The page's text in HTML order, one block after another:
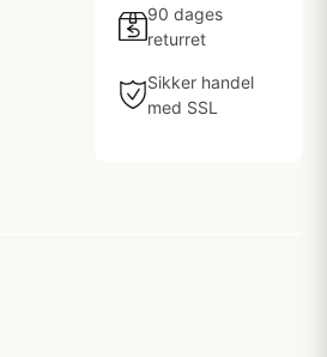
90 dages
returret
Sikker handel
med SSL